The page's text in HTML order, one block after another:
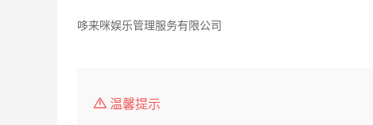
哆来咪娱乐管理服务有限公司
温馨提示